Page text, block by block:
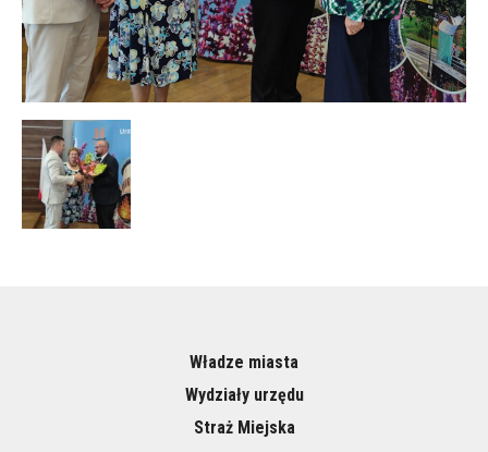
Władze miasta
Wydziały urzędu
Straż Miejska